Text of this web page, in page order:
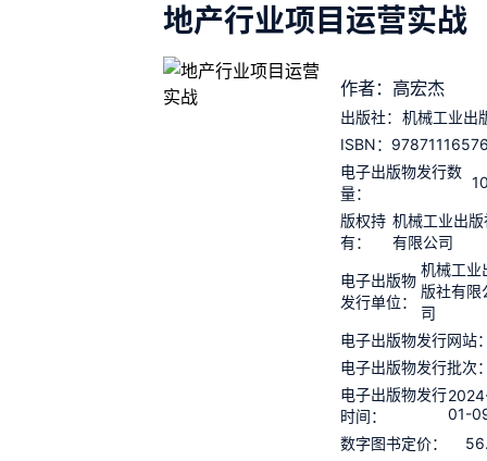
地产行业项目运营实战
作者：高宏杰
出版社： 机械工业出
ISBN：
电子出版物发行数
量：
版权持
有：
机械工业出
有限公司
电子出版物
发行单位：
机械工业
版社有限
司
电子出版物发行网站
电子出版物发行批次
电子出版物发行
时间：
01-
数字图书定价：